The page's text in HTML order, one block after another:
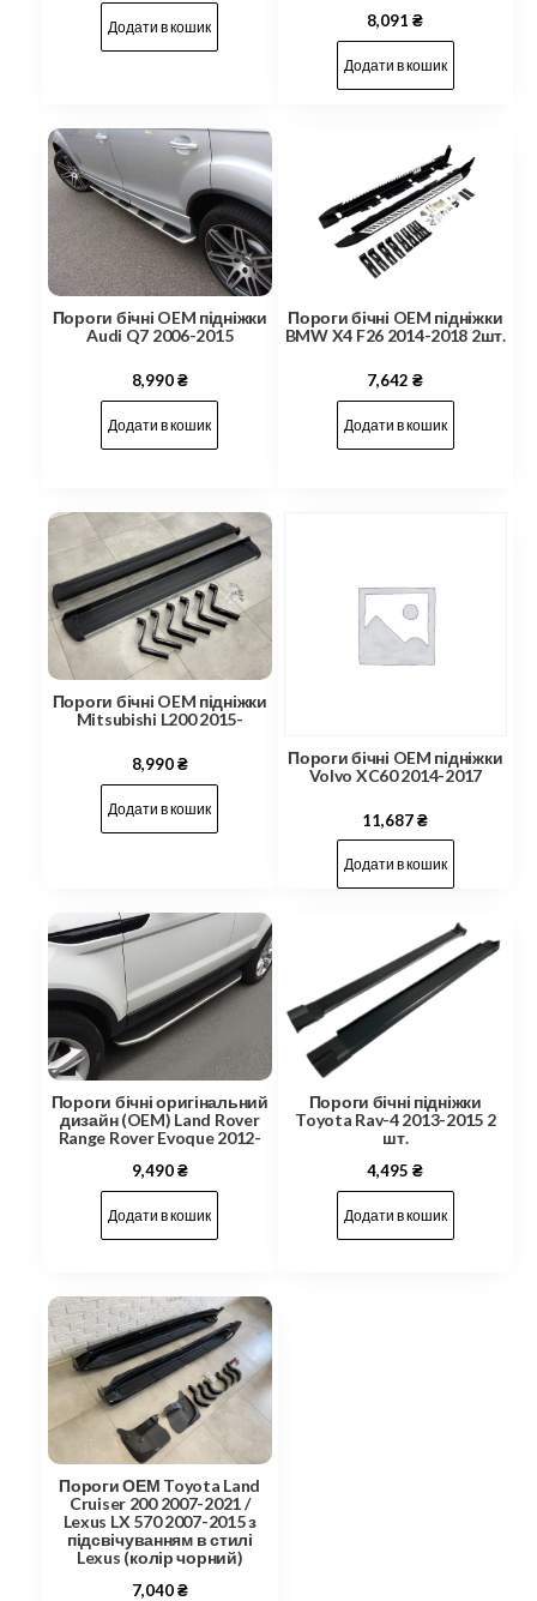
Додати в кошик 8,091₴
Додати в кошик
Пороги бічні OEM підніжки
Audi Q7 2006-2015
8,990₴
Додати в кошик
Пороги бічні OEM підніжки
BMW X4 F26 2014-2018 2шт.
7,642₴
Додати в кошик
Пороги бічні OEM підніжки
Mitsubishi L200 2015-
8,990₴
Додати в кошик
Пороги бічні OEM підніжки
Volvo XC60 2014-2017
11,687₴
Додати в кошик
Пороги бічні оригінальний
дизайн (OEM) Land Rover
Range Rover Evoque 2012-
9,490₴
Додати в кошик
Пороги бічні підніжки
Toyota Rav-4 2013-2015 2
шт.
4,495₴
Додати в кошик
Пороги ОЕМ Toyota Land
Cruiser 200 2007-2021 /
Lexus LX 570 2007-2015 з
підсвічуванням в стилі
Lexus (колір чорний)
7,040₴